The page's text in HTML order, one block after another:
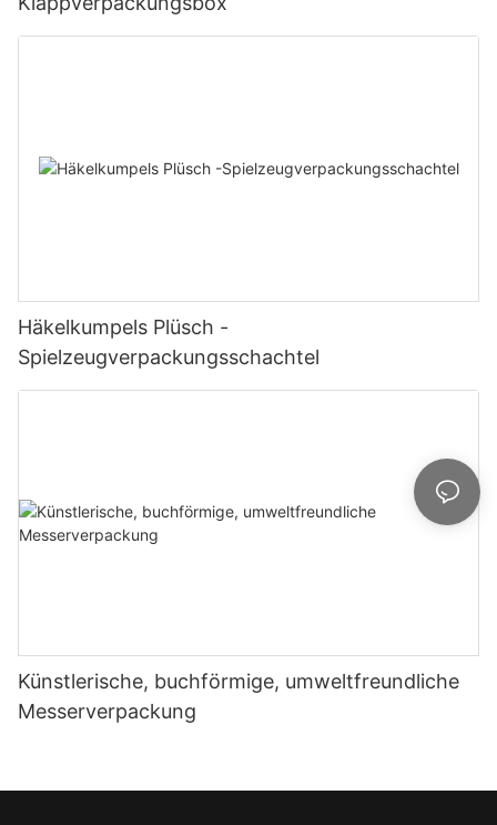
Häkelkumpels Plüsch -
Spielzeugverpackungsschachtel
Künstlerische, buchförmige, umweltfreundliche
Messerverpackung